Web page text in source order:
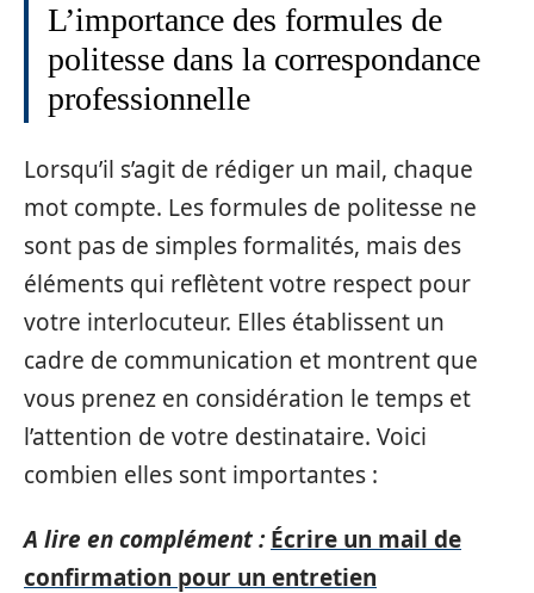
L’importance des formules de
politesse dans la correspondance
professionnelle
Lorsqu’il s’agit de rédiger un mail, chaque
mot compte. Les formules de politesse ne
sont pas de simples formalités, mais des
éléments qui reflètent votre respect pour
votre interlocuteur. Elles établissent un
cadre de communication et montrent que
vous prenez en considération le temps et
l’attention de votre destinataire. Voici
combien elles sont importantes :
A lire en complément : Écrire un mail de
confirmation pour un entretien